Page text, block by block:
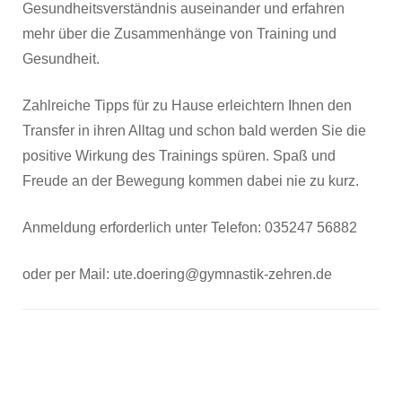
Gesundheitsverständnis auseinander und erfahren
mehr über die Zusammenhänge von Training und
Gesundheit.
Zahlreiche Tipps für zu Hause erleichtern Ihnen den
Transfer in ihren Alltag und schon bald werden Sie die
positive Wirkung des Trainings spüren. Spaß und
Freude an der Bewegung kommen dabei nie zu kurz.
Anmeldung erforderlich unter Telefon: 035247 56882
oder per Mail: ute.doering@gymnastik-zehren.de